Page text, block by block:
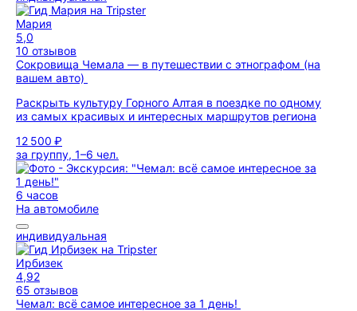
Мария
5,0
10 отзывов
Сокровища Чемала — в путешествии с этнографом (на
вашем авто)
Раскрыть культуру Горного Алтая в поездке по одному
из самых красивых и интересных маршрутов региона
12 500 ₽
за группу, 1–6 чел.
6 часов
На автомобиле
индивидуальная
Ирбизек
4,92
65 отзывов
Чемал: всё самое интересное за 1 день!